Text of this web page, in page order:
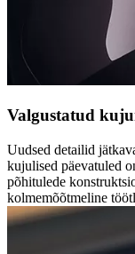
Valgustatud
Uudsed detailid
kujulised päevatuled
põhitulede
kolmemõõtmeline